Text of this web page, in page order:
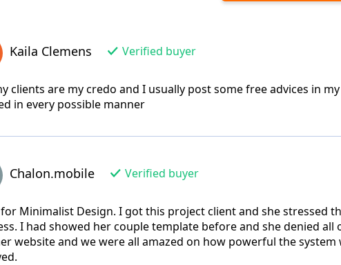
Kaila Clemens Verified buyer
clients are my credo and I usually post some free advices in
in every possible manner
Chalon.mobile Verified buyer
Minimalist Design. I got this project client and she stressed
I had showed her couple template before and she denied
website and we were all amazed on how powerful the